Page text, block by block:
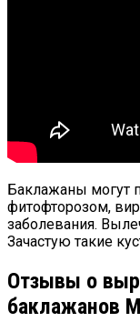
Баклажаны могут
фитофторозом,
заболевания.
Зачастую такие
Отзывы о
баклажанов